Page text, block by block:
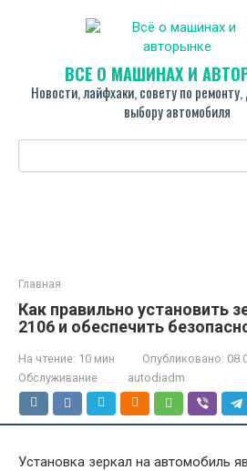
ВСЁ О МАШИНАХ И
Новости, лайфхаки, совету по
выбору автомобиля
Поиск:
Главная
Как правильно установить
2106 и обеспечить
На чтение: 10 мин Опубликовано:
Обслуживание
autodiadm
Установка зеркал на автомобиль